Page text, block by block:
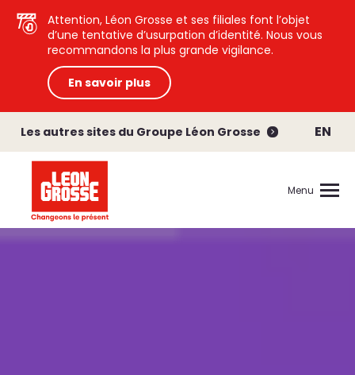
Attention, Léon Grosse et ses filiales font l’objet
d’une tentative d’usurpation d’identité. Nous vous
recommandons la plus grande vigilance.
En savoir plus
Les autres sites du Groupe Léon Grosse EN
Menu